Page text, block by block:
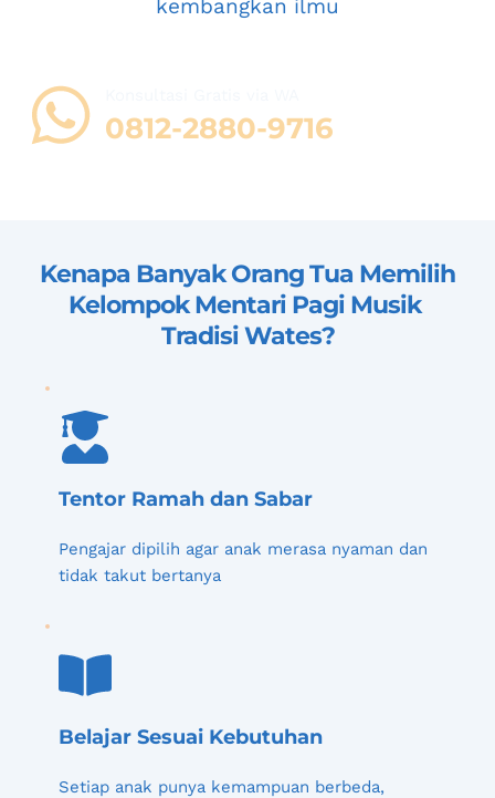
kembangkan ilmu
0812-2880-9716
Kenapa Banyak Orang Tua Memilih
Kelompok Mentari Pagi Musik
Tradisi Wates?
Tentor Ramah dan Sabar
Pengajar dipilih agar anak merasa nyaman dan
tidak takut bertanya
Belajar Sesuai Kebutuhan
Setiap anak punya kemampuan berbeda,